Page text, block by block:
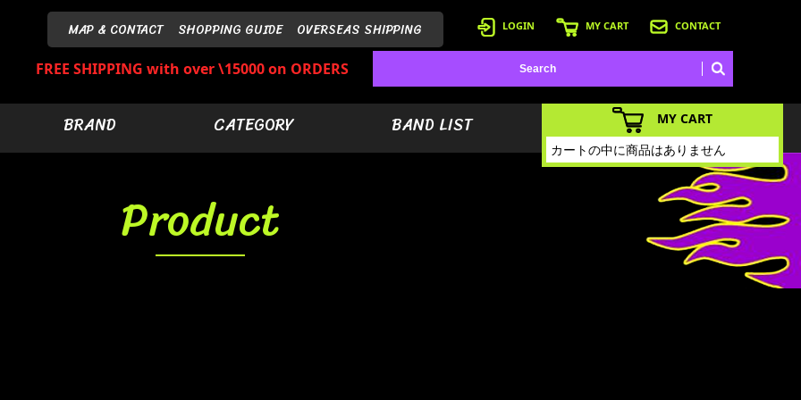
MAP & CONTACT SHOPPING GUIDE OVERSEAS SHIPPING LOGIN MY CART CONTACT
FREE SHIPPING with over \15000 on ORDERS
BRAND CATEGORY BAND LIST
Product
MY CART
カートの中に商品はありません